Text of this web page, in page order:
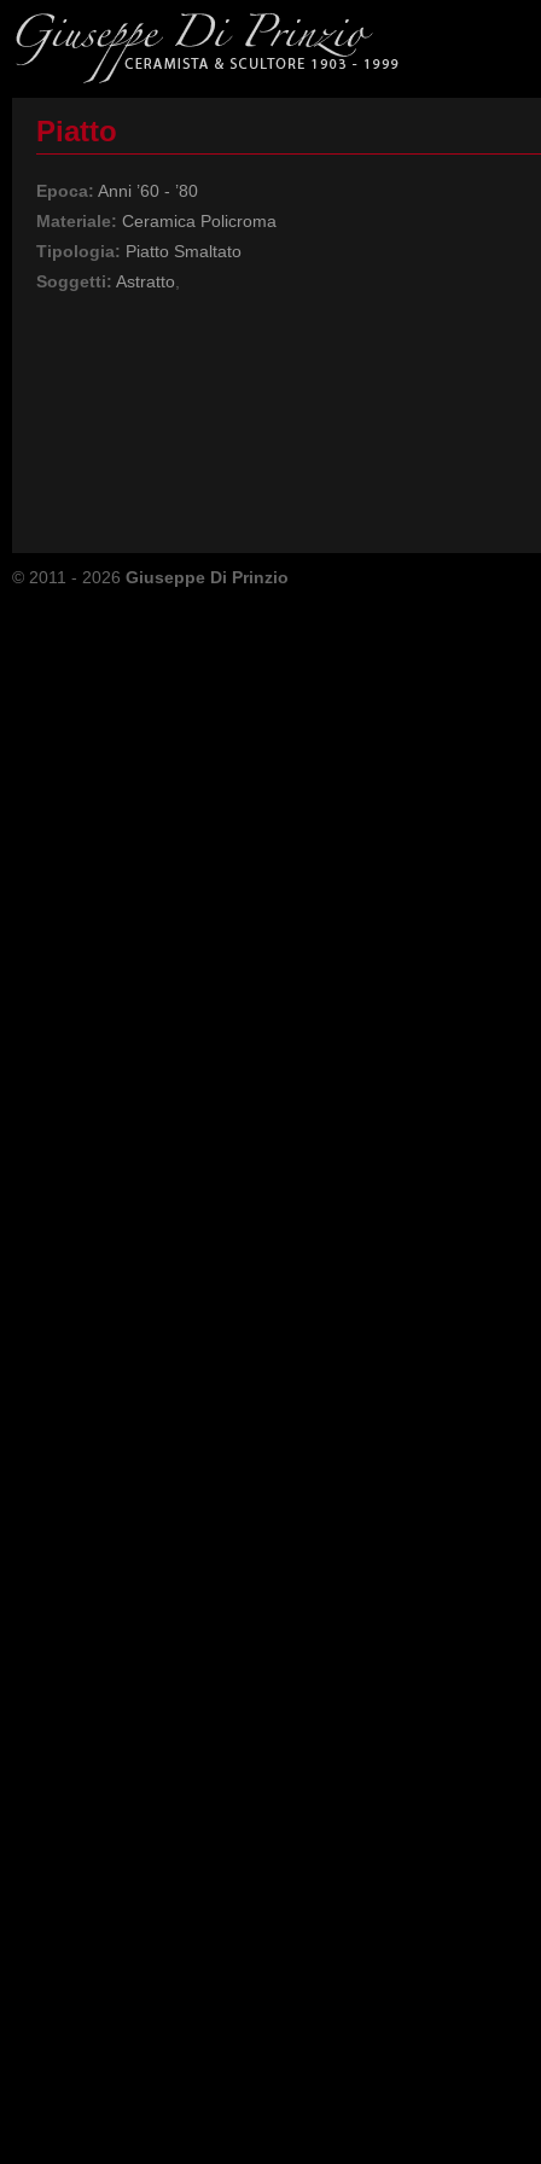
Piatto
Epoca: Anni ’60 - ’80
Materiale: Ceramica Policroma
Tipologia: Piatto Smaltato
Soggetti: Astratto
© 2011 - 2026 Giuseppe Di Prinzio